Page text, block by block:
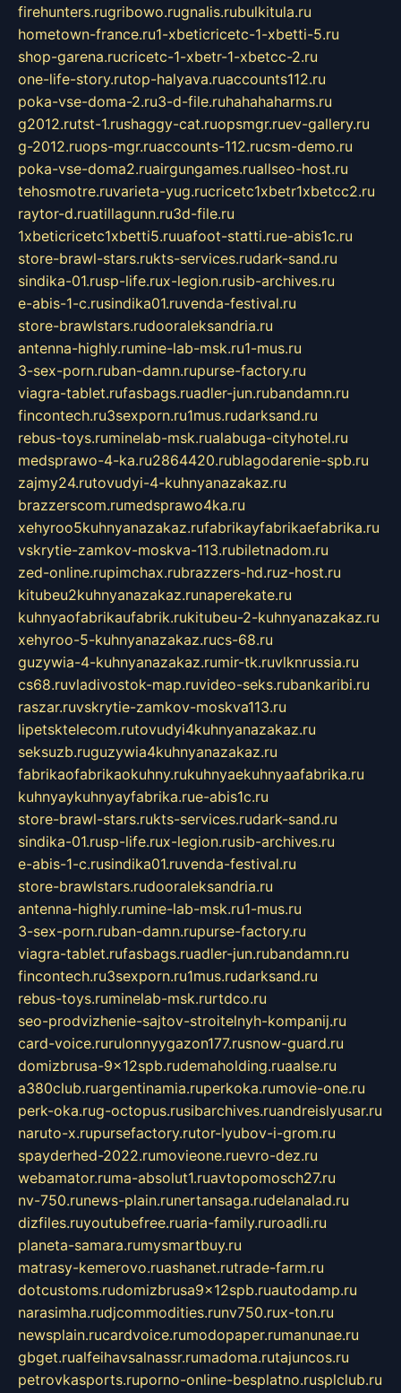
firehunters.rugribowo.rugnalis.rubulkitula.ru
hometown-france.ru1-xbeticricetc-1-xbetti-5.ru
shop-garena.rucricetc-1-xbetr-1-xbetcc-2.ru
one-life-story.rutop-halyava.ruaccounts112.ru
poka-vse-doma-2.ru3-d-file.ruhahahaharms.ru
g2012.rutst-1.rushaggy-cat.ruopsmgr.ruev-gallery.ru
g-2012.ruops-mgr.ruaccounts-112.rucsm-demo.ru
poka-vse-doma2.ruairgungames.ruallseo-host.ru
tehosmotre.ruvarieta-yug.rucricetc1xbetr1xbetcc2.ru
raytor-d.ruatillagunn.ru3d-file.ru
1xbeticricetc1xbetti5.ruuafoot-statti.rue-abis1c.ru
store-brawl-stars.rukts-services.rudark-sand.ru
sindika-01.rusp-life.rux-legion.rusib-archives.ru
e-abis-1-c.rusindika01.ruvenda-festival.ru
store-brawlstars.rudooraleksandria.ru
antenna-highly.rumine-lab-msk.ru1-mus.ru
3-sex-porn.ruban-damn.rupurse-factory.ru
viagra-tablet.rufasbags.ruadler-jun.rubandamn.ru
fincontech.ru3sexporn.ru1mus.rudarksand.ru
rebus-toys.ruminelab-msk.rualabuga-cityhotel.ru
medsprawo-4-ka.ru2864420.rublagodarenie-spb.ru
zajmy24.rutovudyi-4-kuhnyanazakaz.ru
brazzerscom.rumedsprawo4ka.ru
xehyroo5kuhnyanazakaz.rufabrikayfabrikaefabrika.ru
vskrytie-zamkov-moskva-113.rubiletnadom.ru
zed-online.rupimchax.rubrazzers-hd.ruz-host.ru
kitubeu2kuhnyanazakaz.runaperekate.ru
kuhnyaofabrikaufabrik.rukitubeu-2-kuhnyanazakaz.ru
xehyroo-5-kuhnyanazakaz.rucs-68.ru
guzywia-4-kuhnyanazakaz.rumir-tk.ruvlknrussia.ru
cs68.ruvladivostok-map.ruvideo-seks.rubankaribi.ru
raszar.ruvskrytie-zamkov-moskva113.ru
lipetsktelecom.rutovudyi4kuhnyanazakaz.ru
seksuzb.ruguzywia4kuhnyanazakaz.ru
fabrikaofabrikaokuhny.rukuhnyaekuhnyaafabrika.ru
kuhnyaykuhnyayfabrika.rue-abis1c.ru
store-brawl-stars.rukts-services.rudark-sand.ru
sindika-01.rusp-life.rux-legion.rusib-archives.ru
e-abis-1-c.rusindika01.ruvenda-festival.ru
store-brawlstars.rudooraleksandria.ru
antenna-highly.rumine-lab-msk.ru1-mus.ru
3-sex-porn.ruban-damn.rupurse-factory.ru
viagra-tablet.rufasbags.ruadler-jun.rubandamn.ru
fincontech.ru3sexporn.ru1mus.rudarksand.ru
rebus-toys.ruminelab-msk.rurtdco.ru
seo-prodvizhenie-sajtov-stroitelnyh-kompanij.ru
card-voice.rurulonnyygazon177.rusnow-guard.ru
domizbrusa-9x12spb.rudemaholding.ruaalse.ru
a380club.ruargentinamia.ruperkoka.rumovie-one.ru
perk-oka.rug-octopus.rusibarchives.ruandreislyusar.ru
naruto-x.rupursefactory.rutor-lyubov-i-grom.ru
spayderhed-2022.rumovieone.ruevro-dez.ru
webamator.ruma-absolut1.ruavtopomosch27.ru
nv-750.runews-plain.runertansaga.rudelanalad.ru
dizfiles.ruyoutubefree.ruaria-family.ruroadli.ru
planeta-samara.rumysmartbuy.ru
matrasy-kemerovo.ruashanet.rutrade-farm.ru
dotcustoms.rudomizbrusa9x12spb.ruautodamp.ru
narasimha.rudjcommodities.runv750.rux-ton.ru
newsplain.rucardvoice.rumodopaper.rumanunae.ru
gbget.rualfeihavsalnassr.rumadoma.rutajuncos.ru
petrovkasports.ruporno-online-besplatno.rusplclub.ru